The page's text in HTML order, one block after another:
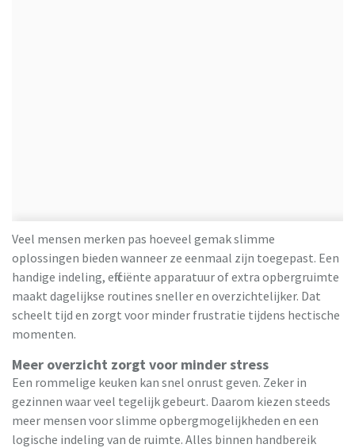
Veel mensen merken pas hoeveel gemak slimme
oplossingen bieden wanneer ze eenmaal zijn toegepast. Een
handige indeling, efficiënte apparatuur of extra opbergruimte
maakt dagelijkse routines sneller en overzichtelijker. Dat
scheelt tijd en zorgt voor minder frustratie tijdens hectische
momenten.
Meer overzicht zorgt voor minder stress
Een rommelige keuken kan snel onrust geven. Zeker in
gezinnen waar veel tegelijk gebeurt. Daarom kiezen steeds
meer mensen voor slimme opbergmogelijkheden en een
logische indeling van de ruimte. Alles binnen handbereik